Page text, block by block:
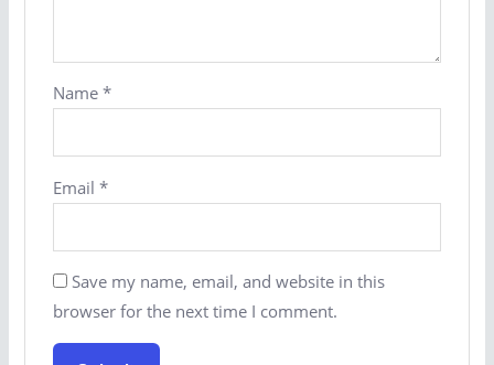
Name *
Email *
Save my name, email, and website in this
browser for the next time I comment.